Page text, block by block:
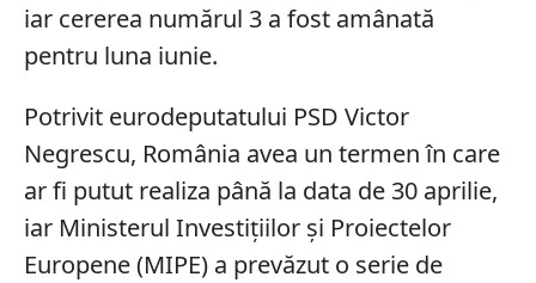
iar cererea numărul 3 a fost amânată
pentru luna iunie.
Potrivit eurodeputatului PSD Victor
Negrescu, România avea un termen în care
ar fi putut realiza până la data de 30 aprilie,
iar Ministerul Investițiilor și Proiectelor
Europene (MIPE) a prevăzut o serie de